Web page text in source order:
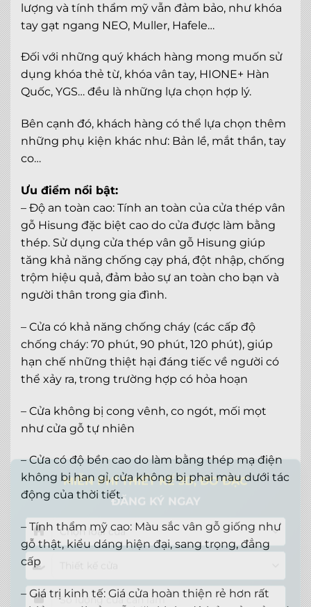
MIỄN PHÍ THIẾT KẾ 3D, ĐO ĐẠC
ĐĂNG KÝ NGAY
lượng và tính thẩm mỹ vẫn đảm bảo, như khóa
tay gạt ngang NEO, Muller, Hafele…
Đối với những quý khách hàng mong muốn sử
dụng khóa thẻ từ, khóa vân tay, HIONE+ Hàn
Quốc, YGS… đều là những lựa chọn hợp lý.
Bên cạnh đó, khách hàng có thể lựa chọn thêm
những phụ kiện khác như: Bản lề, mắt thần, tay
co…
Ưu điểm nổi bật:
– Độ an toàn cao: Tính an toàn của cửa thép vân
gỗ Hisung đặc biệt cao do cửa được làm bằng
thép. Sử dụng cửa thép vân gỗ Hisung giúp
tăng khả năng chống cạy phá, đột nhập, chống
trộm hiệu quả, đảm bảo sự an toàn cho bạn và
người thân trong gia đình.
– Cửa có khả năng chống cháy (các cấp độ
chống cháy: 70 phút, 90 phút, 120 phút), giúp
hạn chế những thiệt hại đáng tiếc về người có
thể xảy ra, trong trường hợp có hỏa hoạn
– Cửa không bị cong vênh, co ngót, mối mọt
như cửa gỗ tự nhiên
– Cửa có độ bền cao do làm bằng thép mạ điện
không bị han gỉ, cửa không bị phai màu dưới tác
động của thời tiết.
– Tính thẩm mỹ cao: Màu sắc vân gỗ giống như
gỗ thật, kiểu dáng hiện đại, sang trọng, đẳng
cấp
– Giá trị kinh tế: Giá cửa hoàn thiện rẻ hơn rất